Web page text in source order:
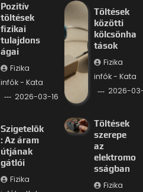
Pozitív
töltések
fizikai
tulajdons
ágai
Fizika
infók - Kata
2026-03-16
Töltések
közötti
kölcsönha
tások
Fizika
infók - Kata
2026-
Szigetelők
: Az áram
útjának
gátlói
Fizika
Töltések
szerepe
az
elektromo
sságban
Fizika